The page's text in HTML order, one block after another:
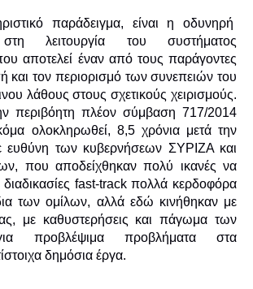
παράδειγμα, είναι η οδυνηρή
λειτουργία του συστήματος
αποτελεί έναν από τους παράγοντες
και τον περιορισμό των συνεπειών του
λάθους στους σχετικούς χειρισμούς.
περιβόητη πλέον σύμβαση 717/2014
ολοκληρωθεί, 8,5 χρόνια μετά την
ευθύνη των κυβερνήσεων ΣΥΡΙΖΑ και
που αποδείχθηκαν πολύ ικανές να
fast-track πολλά κερδοφόρα
των ομίλων, αλλά εδώ κινήθηκαν με
με καθυστερήσεις και πάγωμα των
προβλέψιμα προβλήματα στα
δημόσια έργα.